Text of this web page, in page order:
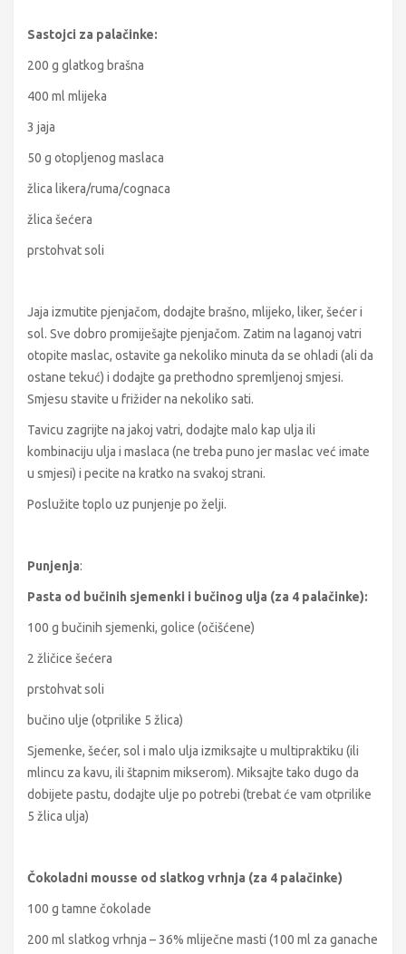
Sastojci za palačinke:
200 g glatkog brašna
400 ml mlijeka
3 jaja
50 g otopljenog maslaca
žlica likera/ruma/cognaca
žlica šećera
prstohvat soli
Jaja izmutite pjenjačom, dodajte brašno, mlijeko, liker, šećer i
sol. Sve dobro promiješajte pjenjačom. Zatim na laganoj vatri
otopite maslac, ostavite ga nekoliko minuta da se ohladi (ali da
ostane tekuć) i dodajte ga prethodno spremljenoj smjesi.
Smjesu stavite u frižider na nekoliko sati.
Tavicu zagrijte na jakoj vatri, dodajte malo kap ulja ili
kombinaciju ulja i maslaca (ne treba puno jer maslac već imate
u smjesi) i pecite na kratko na svakoj strani.
Poslužite toplo uz punjenje po želji.
Punjenja:
Pasta od bučinih sjemenki i bučinog ulja (za 4 palačinke):
100 g bučinih sjemenki, golice (očišćene)
2 žličice šećera
prstohvat soli
bučino ulje (otprilike 5 žlica)
Sjemenke, šećer, sol i malo ulja izmiksajte u multipraktiku (ili
mlincu za kavu, ili štapnim mikserom). Miksajte tako dugo da
dobijete pastu, dodajte ulje po potrebi (trebat će vam otprilike
5 žlica ulja)
Čokoladni mousse od slatkog vrhnja (za 4 palačinke)
100 g tamne čokolade
200 ml slatkog vrhnja – 36% mliječne masti (100 ml za ganache